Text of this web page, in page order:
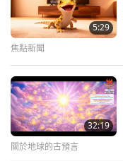
5:29
焦點新聞
32:19
關於地球的古預言